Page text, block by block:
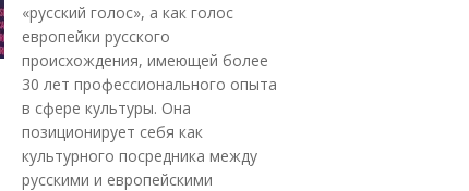
«русский голос», а как голос
европейки русского
происхождения, имеющей более
30 лет профессионального опыта
в сфере культуры. Она
позиционирует себя как
культурного посредника между
русскими и европейскими